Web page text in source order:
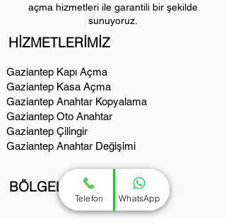
açma hizmetleri ile garantili bir şekilde
sunuyoruz.
HİZMETLERİMİZ
Gaziantep Kapı Açma
Gaziantep Kasa Açma
Gaziantep Anahtar Kopyalama
Gaziantep Oto Anahtar
Gaziantep Çilingir
Gaziantep Anahtar Değişimi
BÖLGELERİMİZ
Telefon WhatsApp